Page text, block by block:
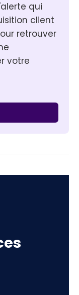
qui
client
retrouver
votre